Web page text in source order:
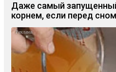
Даже самый
корнем, если перед